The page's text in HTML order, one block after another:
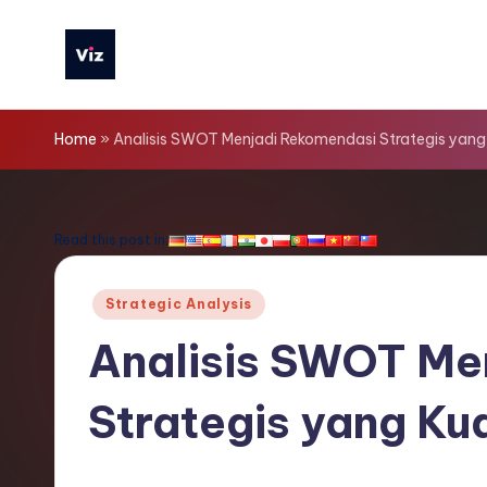
V
iz
o
Home » Analisis SWOT Menjadi Rekomendasi Strategis
Read this post in:
Posted
Strategic Analysis
Analisis SWOT
Strategis yang